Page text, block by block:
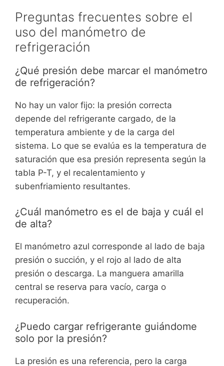
Preguntas frecuentes sobre el
uso del manómetro de
refrigeración
¿Qué presión debe marcar el manómetro
de refrigeración?
No hay un valor fijo: la presión correcta
depende del refrigerante cargado, de la
temperatura ambiente y de la carga del
sistema. Lo que se evalúa es la temperatura de
saturación que esa presión representa según la
tabla P-T, y el recalentamiento y
subenfriamiento resultantes.
¿Cuál manómetro es el de baja y cuál el
de alta?
El manómetro azul corresponde al lado de baja
presión o succión, y el rojo al lado de alta
presión o descarga. La manguera amarilla
central se reserva para vacío, carga o
recuperación.
¿Puedo cargar refrigerante guiándome
solo por la presión?
La presión es una referencia, pero la carga